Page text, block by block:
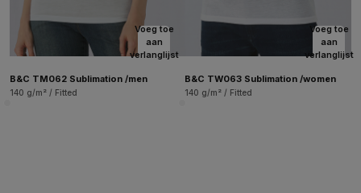
Voeg toe
aan
verlanglijst
B&C TM062 Sublimation /men
140 g/m² / Fitted
Voeg toe
aan
verlanglijst
B&C TW063 Sublimation /women
140 g/m² / Fitted